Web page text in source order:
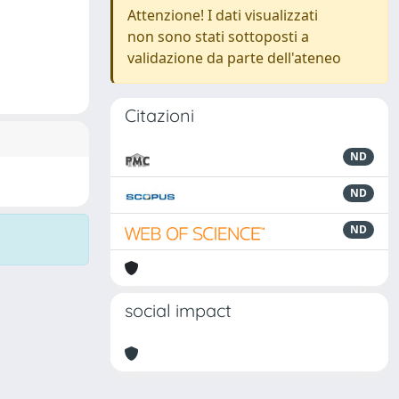
Attenzione! I dati visualizzati
non sono stati sottoposti a
validazione da parte dell'ateneo
Citazioni
ND
ND
ND
social impact